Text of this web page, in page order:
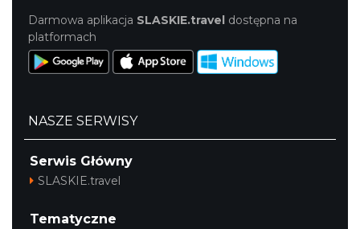
Darmowa aplikacja SLASKIE.travel dostępna na
platformach
NASZE SERWISY
Serwis Główny
SLASKIE.travel
Tematyczne